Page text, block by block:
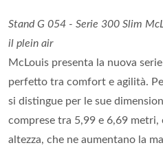
Stand G 054 - Serie 300 Slim
il plein air
McLouis presenta la nuova
perfetto tra comfort e agilità.
si distingue per le sue
comprese tra 5,99 e 6,69 metri,
altezza, che ne aumentano la